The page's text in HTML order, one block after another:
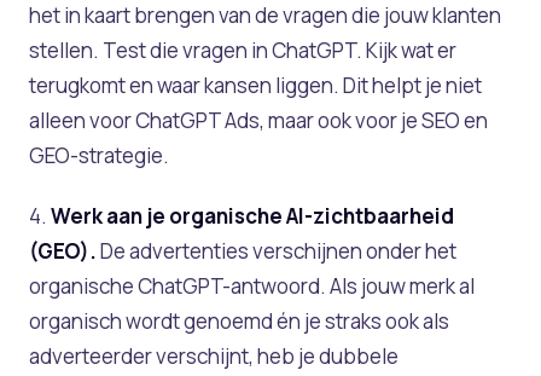
het in kaart brengen van de vragen die jouw klanten
stellen. Test die vragen in ChatGPT. Kijk wat er
terugkomt en waar kansen liggen. Dit helpt je niet
alleen voor ChatGPT Ads, maar ook voor je SEO en
GEO-strategie.
4. Werk aan je organische AI-zichtbaarheid
(GEO).De advertenties verschijnen onder het
organische ChatGPT-antwoord. Als jouw merk al
organisch wordt genoemd én je straks ook als
adverteerder verschijnt, heb je dubbele